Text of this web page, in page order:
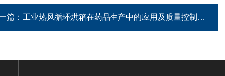
篇： 工业热风循环烘箱在药品生产中的应用及质量控制